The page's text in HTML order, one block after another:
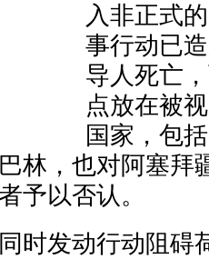
入非正式
事行动已
导人死亡
点放在被
国家，包
林，也对阿塞拜
予以否认。
时发动行动阻碍